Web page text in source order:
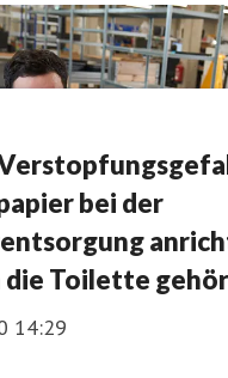
bei der
die Toilette
14:29